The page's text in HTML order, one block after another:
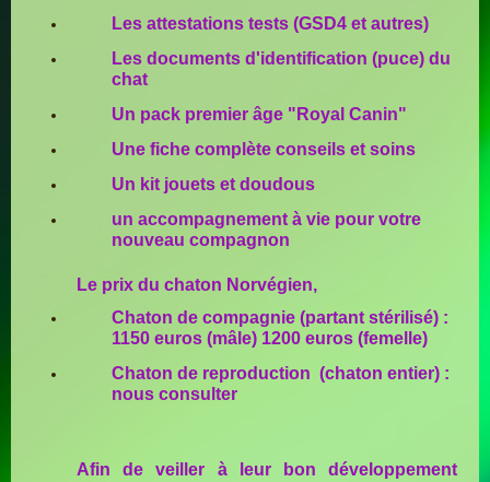
Les attestations tests (GSD4 et autres)
Les documents d'identification (puce) du
chat
Un pack premier âge "Royal Canin"
Une fiche complète conseils et soins
Un kit jouets et doudous
un accompagnement à vie pour votre
nouveau compagnon
Le prix du chaton Norvégien,
Chaton de compagnie (partant stérilisé) :
1150 euros (mâle) 1200 euros (femelle)
Chaton de reproduction (chaton entier) :
nous consulter
Afin de veiller à leur bon développement